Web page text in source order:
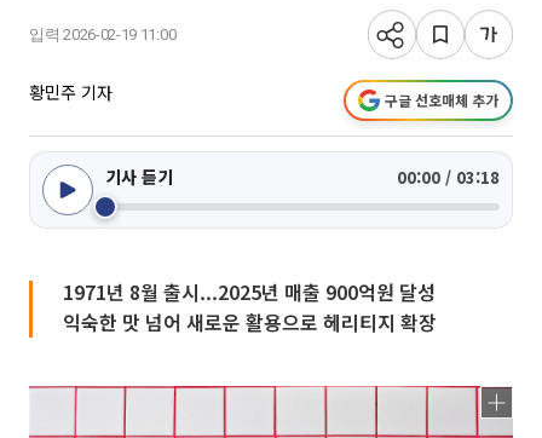
입력 2026-02-19 11:00
황민주 기자 구글 선호매체 추가
기사 듣기 00:00 / 03:18
1971년 8월 출시...2025년 매출 900억원 달성
익숙한 맛 넘어 새로운 활용으로 헤리티지 확장